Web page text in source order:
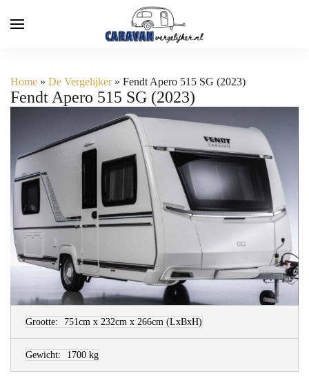
Home » De Vergelijker» Fendt Apero 515 SG (2023)
Fendt Apero 515 SG (2023)
Grootte: 751cm x 232cm x 266cm (LxBxH)
Gewicht: 1700 kg